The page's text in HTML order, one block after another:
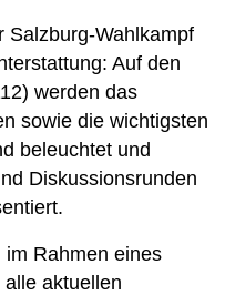
Salzburg-Wahlkampf
Auf den
werden das
sowie die wichtigsten
beleuchtet und
Diskussionsrunden
Rahmen eines
aktuellen